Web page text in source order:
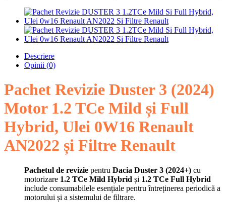
Descriere
Opinii (0)
Pachet Revizie Duster 3 (2024)
Motor 1.2 TCe Mild și Full
Hybrid, Ulei 0W16 Renault
AN2022 și Filtre Renault
Pachetul de revizie pentru Dacia Duster 3 (2024+) cu
motorizare 1.2 TCe Mild Hybrid și 1.2 TCe Full Hybrid
include consumabilele esențiale pentru întreținerea periodică a
motorului și a sistemului de filtrare.